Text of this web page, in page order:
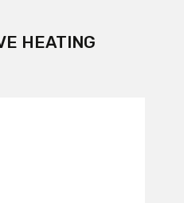
HEATING